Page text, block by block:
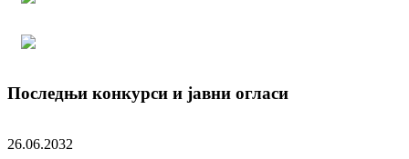
Последњи конкурси и јавни огласи
26.06.2032